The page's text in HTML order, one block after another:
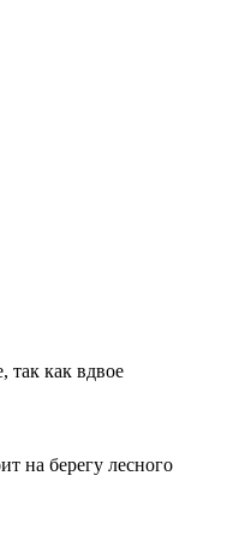
так как вдвое
на берегу лесного